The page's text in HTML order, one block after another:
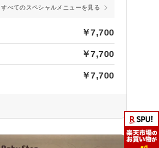
すべてのスペシャルメニューを見る
￥7,700
￥7,700
￥7,700